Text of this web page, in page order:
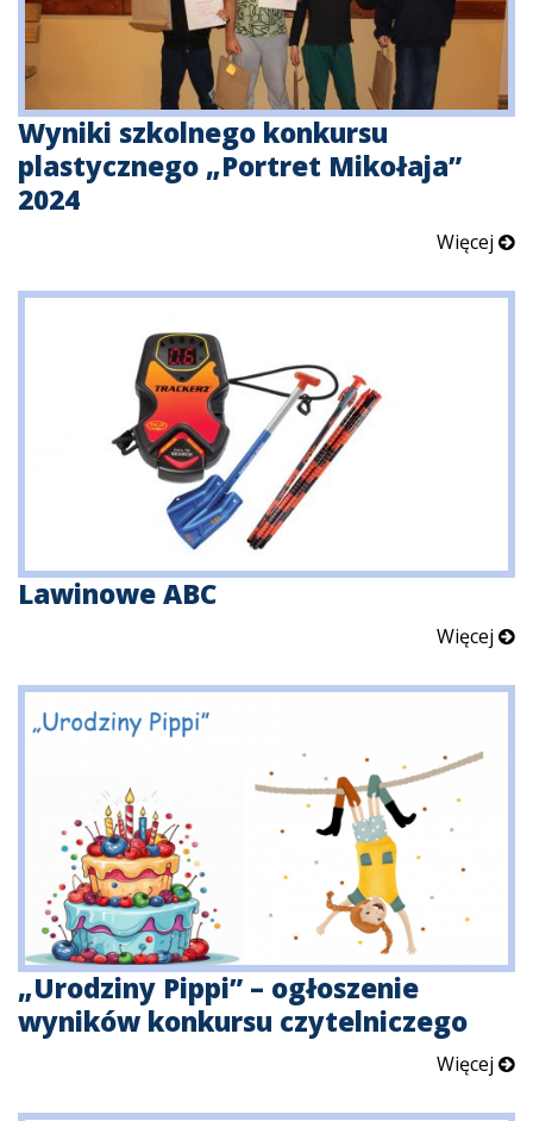
Wyniki szkolnego konkursu
plastycznego „Portret Mikołaja”
2024
Więcej
Lawinowe ABC
Więcej
„Urodziny Pippi” – ogłoszenie
wyników konkursu czytelniczego
Więcej